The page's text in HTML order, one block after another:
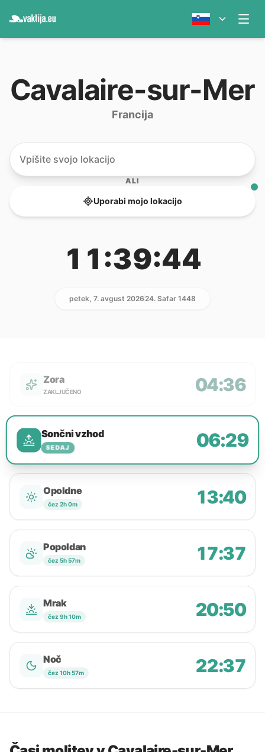
Cavalaire-sur-Mer
Francija
ALI
Uporabi mojo lokacijo
11:39:44
petek, 7. avgust 202624. Safar 1448
Zora
ZAKLJUČENO 04:36
Sončni vzhod
SEDAJ 06:29
Opoldne
čez 2h 0m 13:40
Popoldan
čez 5h 57m 17:37
Mrak
čez 9h 10m 20:50
Noč
čez 10h 57m 22:37